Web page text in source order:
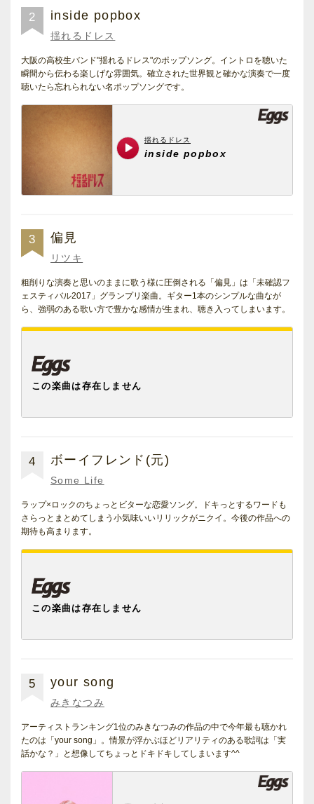
2 inside popbox
揺れるドレス
大阪の高校生バンド"揺れるドレス"のポップソング。イントロを聴いた
瞬間から伝わる楽しげな雰囲気。確立された世界観と確かな演奏で一度
聴いたら忘れられない名ポップソングです。
3 偏見
リツキ
粗削りな演奏と思いのままに歌う様に圧倒される「偏見」は「未確認フ
ェスティバル2017」グランプリ楽曲。ギター1本のシンプルな曲なが
ら、強弱のある歌い方で豊かな感情が生まれ、聴き入ってしまいます。
4 ボーイフレンド(元)
Some Life
ラップ×ロックのちょっとビターな恋愛ソング。ドキっとするワードも
さらっとまとめてしまう小気味いいリリックがニクイ。今後の作品への
期待も高まります。
5 your song
みきなつみ
アーティストランキング1位のみきなつみの作品の中で今年最も聴かれ
たのは「your song」。情景が浮かぶほどリアリティのある歌詞は「実
話かな？」と想像してちょっとドキドキしてしまいます^^